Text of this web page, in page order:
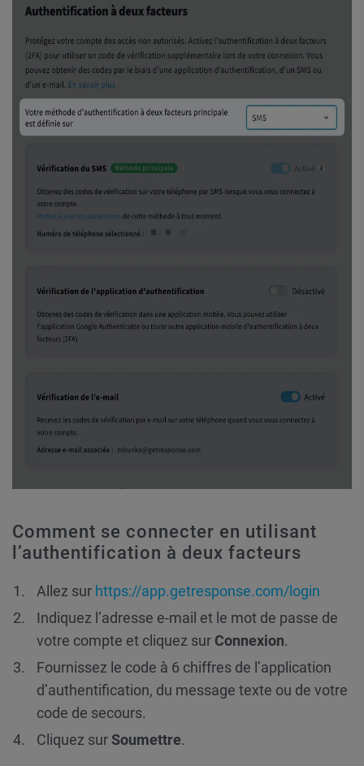
Comment se connecter en utilisant
l’authentification à deux facteurs
Allez sur https://app.getresponse.com/login
Indiquez l’adresse e-mail et le mot de passe de
votre compte et cliquez sur Connexion.
Fournissez le code à 6 chiffres de l’application
d’authentification, du message texte ou de votre
code de secours.
Cliquez surSoumettre.